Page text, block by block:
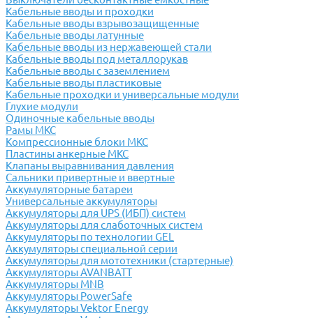
Кабельные вводы и проходки
Кабельные вводы взрывозащищенные
Кабельные вводы латунные
Кабельные вводы из нержавеющей стали
Кабельные вводы под металлорукав
Кабельные вводы с заземлением
Кабельные вводы пластиковые
Кабельные проходки и универсальные модули
Глухие модули
Одиночные кабельные вводы
Рамы МКС
Компрессионные блоки МКС
Пластины анкерные МКС
Клапаны выравнивания давления
Сальники привертные и ввертные
Аккумуляторные батареи
Универсальные аккумуляторы
Аккумуляторы для UPS (ИБП) систем
Аккумуляторы для слаботочных систем
Аккумуляторы по технологии GEL
Аккумуляторы специальной серии
Аккумуляторы для мототехники (стартерные)
Аккумуляторы AVANBATT
Аккумуляторы MNB
Аккумуляторы PowerSafe
Аккумуляторы Vektor Energy